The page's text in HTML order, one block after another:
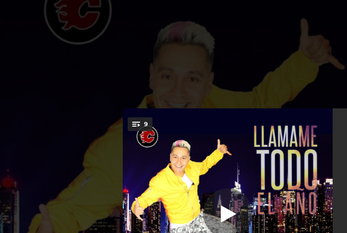
9 Aventurero
Aventurero
Te Hubieras Ido Antes
La Fiesta
02:15
Vagabundo (En Vivo)
02:15